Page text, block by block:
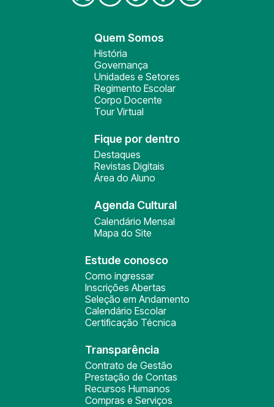
Quem Somos
História
Governança
Unidades e Setores
Regimento Escolar
Corpo Docente
Tour Virtual
Fique por dentro
Destaques
Revistas Digitais
Área do Aluno
Agenda Cultural
Calendário Mensal
Mapa do Site
Estude conosco
Como ingressar
Inscrições Abertas
Seleção em Andamento
Calendário Escolar
Certificação Técnica
Transparência
Contrato de Gestão
Prestação de Contas
Recursos Humanos
Compras e Serviços